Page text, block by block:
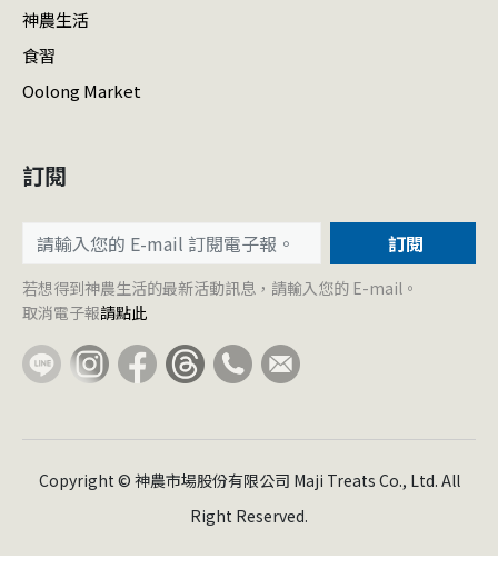
神農生活
食習
Oolong Market
訂閱
訂閱
若想得到神農生活的最新活動訊息，請輸入您的 E-mail。
取消電子報請點此
Copyright © 神農市場股份有限公司 Maji Treats Co., Ltd. All
Right Reserved.